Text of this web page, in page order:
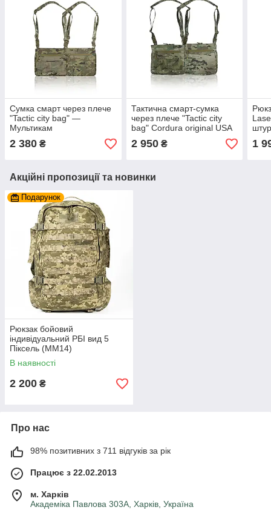
Сумка смарт через плече
"Tactic city bag" —
Мультикам
2 380 ₴
Тактична смарт-сумка
через плече "Tactic city
bag" Cordura original USA
2 950₴ 1
Акційні пропозиції та новинки
Подарунок
Рюкзак бойовий
індивідуальний РБІ вид 5
Піксель (ММ14)
В наявності
2 200 ₴
Про нас
98% позитивних з 711 відгуків за рік
Працює з 22.02.2013
м. Харків
Академіка Павлова 303А, Харків, Україна